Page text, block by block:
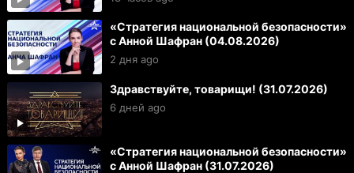
«Стратегия национальной безопасности»
с Анной Шафран (04.08.2026)
2 дня ago
Здравствуйте, товарищи! (31.07.2026)
6 дней ago
«Стратегия национальной безопасности»
с Анной Шафран (31.07.2026)